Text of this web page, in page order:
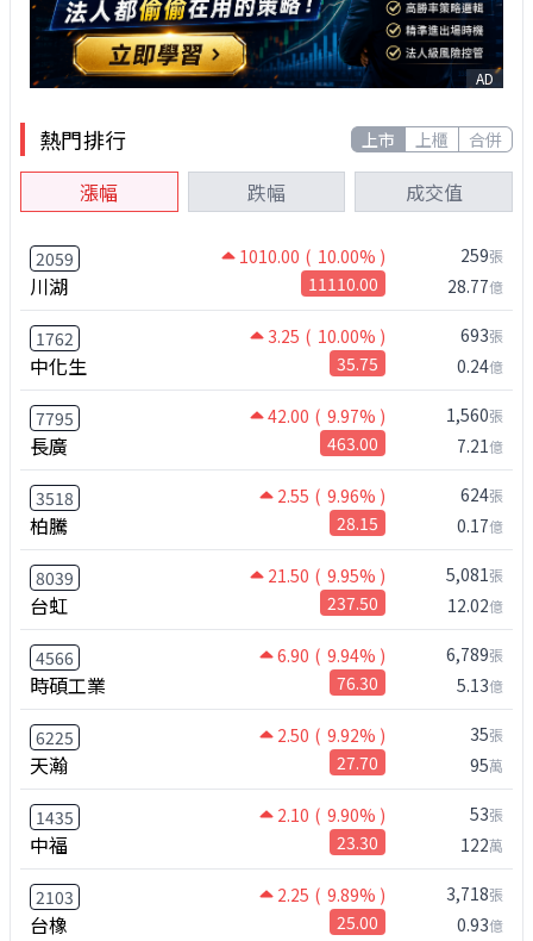
AD
熱門排行 上市 上櫃 合併
漲幅 跌幅 成交值
2059 1010.00 ( 10.00% )
川湖 11110.00
259張
28.77億
1762 3.25 ( 10.00% )
中化生 35.75
693張
0.24億
7795 42.00 ( 9.97% )
長廣 463.00
1,560張
7.21億
3518 2.55 ( 9.96% )
柏騰 28.15
624張
0.17億
8039 21.50 ( 9.95% )
台虹 237.50
5,081張
12.02億
4566 6.90 ( 9.94% )
時碩工業 76.30
6,789張
5.13億
6225 2.50 ( 9.92% )
天瀚 27.70
35張
95萬
1435 2.10 ( 9.90% )
中福 23.30
53張
122萬
2103 2.25 ( 9.89% )
台橡 25.00
3,718張
0.93億